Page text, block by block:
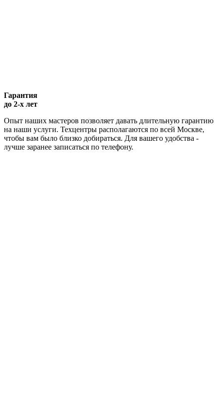
Гарантия
до 2-х лет
Опыт наших мастеров позволяет давать длительную гарантию
на наши услуги. Техцентры располагаются по всей Москве,
чтобы вам было близко добираться. Для вашего удобства -
лучше заранее записаться по телефону.